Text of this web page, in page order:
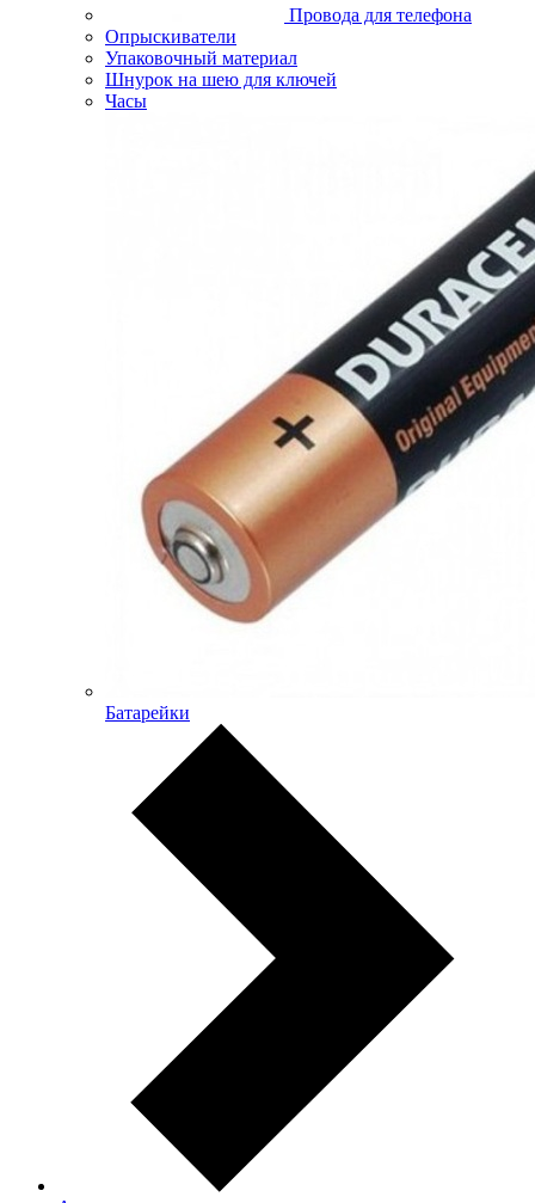
Провода для телефона
Опрыскиватели
Упаковочный материал
Шнурок на шею для ключей
Часы
Батарейки